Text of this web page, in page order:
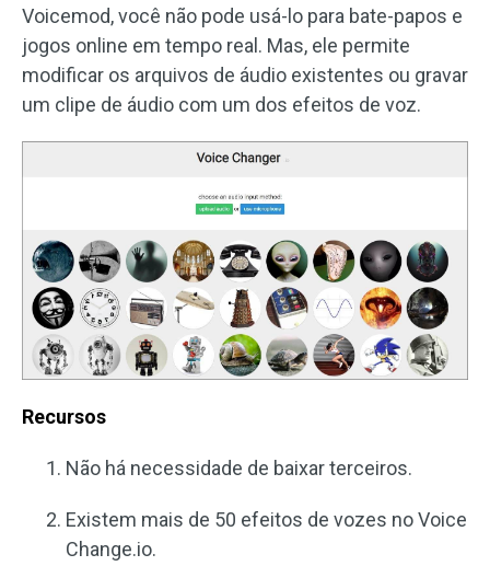
Voicemod, você não pode usá-lo para bate-papos e
jogos online em tempo real. Mas, ele permite
modificar os arquivos de áudio existentes ou gravar
um clipe de áudio com um dos efeitos de voz.
Recursos
Não há necessidade de baixar terceiros.
Existem mais de 50 efeitos de vozes no Voice
Change.io.